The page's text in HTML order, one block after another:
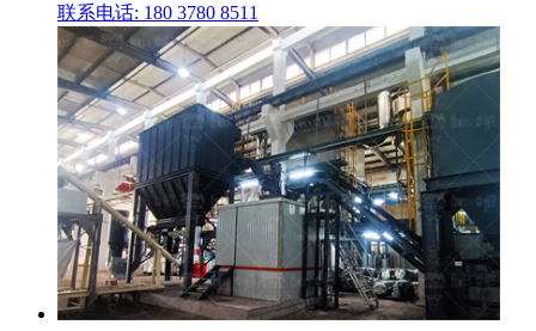
联系电话: 180 3780 8511